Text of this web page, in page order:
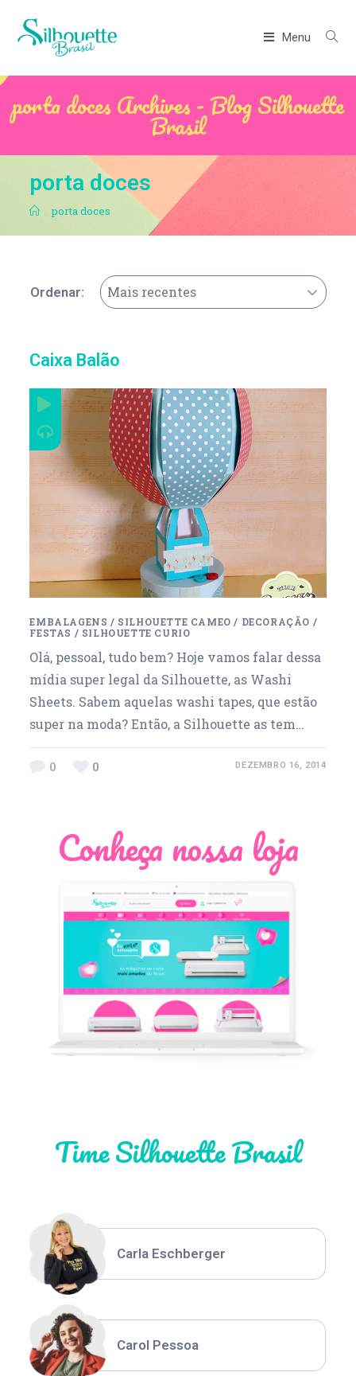
Menu
porta doces Archives - Blog Silhouette
Brasil
porta doces
. porta doces
Ordenar: Mais recentes
Caixa Balão
EMBALAGENS / SILHOUETTE CAMEO / DECORAÇÃO /
FESTAS / SILHOUETTE CURIO
Olá, pessoal, tudo bem? Hoje vamos falar dessa
mídia super legal da Silhouette, as Washi
Sheets. Sabem aquelas washi tapes, que estão
super na moda? Então, a Silhouette as tem…
0 0 DEZEMBRO 16, 2014
Conheça nossa loja
Time Silhouette Brasil
Léia Pastori
Thiara Ney
Carla Eschberger
Carol Pessoa